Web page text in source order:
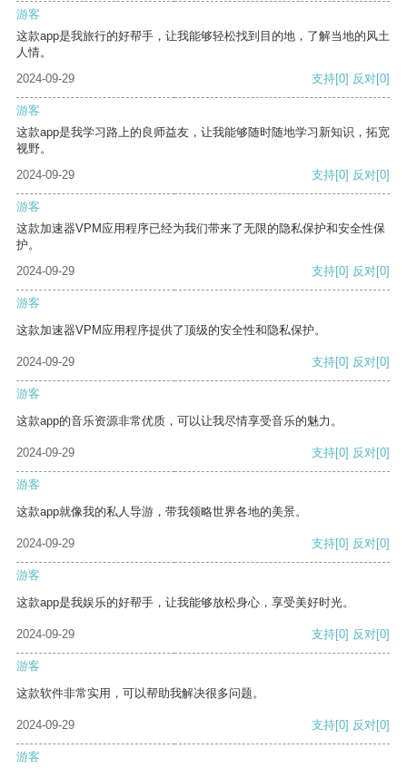
游客
这款app是我旅行的好帮手，让我能够轻松找到目的地，了解当地的风土
人情。
2024-09-29
支持[0] 反对[0]
游客
这款app是我学习路上的良师益友，让我能够随时随地学习新知识，拓宽
视野。
2024-09-29
支持[0] 反对[0]
游客
这款加速器VPM应用程序已经为我们带来了无限的隐私保护和安全性保
护。
2024-09-29
支持[0] 反对[0]
游客
这款加速器VPM应用程序提供了顶级的安全性和隐私保护。
2024-09-29 支持[0] 反对[0]
游客
这款app的音乐资源非常优质，可以让我尽情享受音乐的魅力。
2024-09-29 支持[0] 反对[0]
游客
这款app就像我的私人导游，带我领略世界各地的美景。
2024-09-29 支持[0] 反对[0]
游客
这款app是我娱乐的好帮手，让我能够放松身心，享受美好时光。
2024-09-29 支持[0] 反对[0]
游客
这款软件非常实用，可以帮助我解决很多问题。
2024-09-29 支持[0] 反对[0]
游客